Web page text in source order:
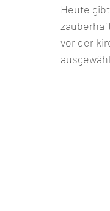
Heute
vor der